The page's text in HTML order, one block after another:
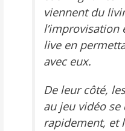
viennent du
l’improvisation
live en
avec eux.
De leur côté,
au jeu vidéo
rapidement, et